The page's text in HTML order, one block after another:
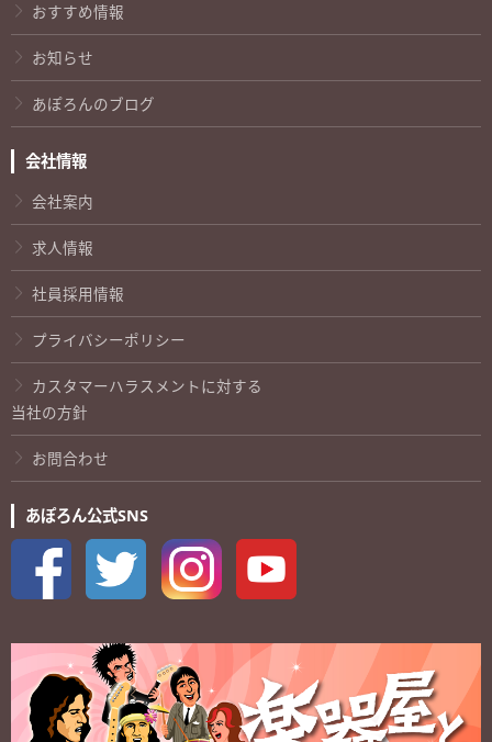
おすすめ情報
お知らせ
あぽろんのブログ
会社情報
会社案内
求人情報
社員採用情報
プライバシーポリシー
カスタマーハラスメントに対する
当社の方針
お問合わせ
あぽろん公式SNS